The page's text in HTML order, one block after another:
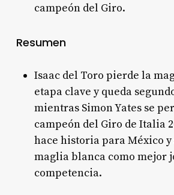
campeón del Giro.
Resumen
Isaac del Toro pierde la
etapa clave y queda
mientras Simon Yates se
campeón del Giro de Italia
hace historia para México
maglia blanca como mejor
competencia.